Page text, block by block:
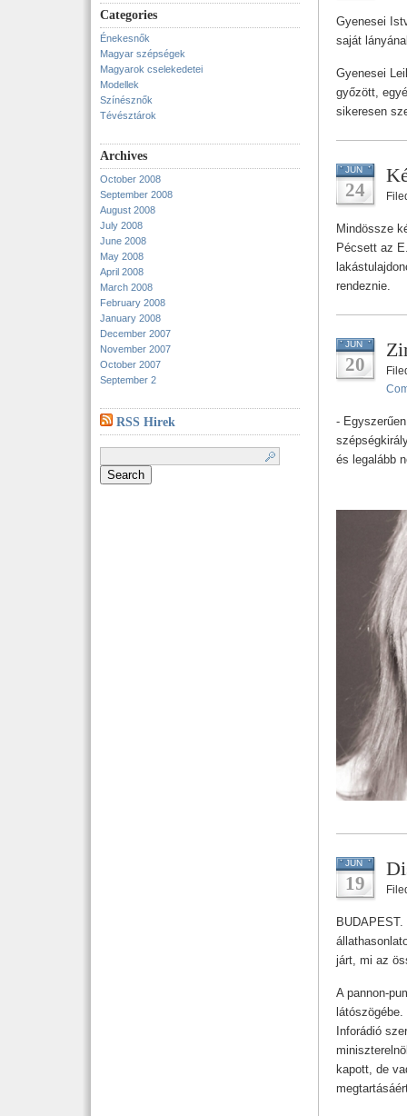
Categories
Énekesnők
Magyar szépségek
Magyarok cselekedetei
Modellek
Színésznők
Tévésztárok
Archives
October 2008
September 2008
August 2008
July 2008
June 2008
May 2008
April 2008
March 2008
February 2008
January 2008
December 2007
November 2007
October 2007
September 2
RSS Hirek
Gyenesei
saját
Gyenesei
győzött,
sikeresen
JUN
24
Mindössze
Pécsett az
rendeznie.
JUN
20
-
és legalább
JUN
19
járt, mi az
A pannon-
Inforádió
kapott, de